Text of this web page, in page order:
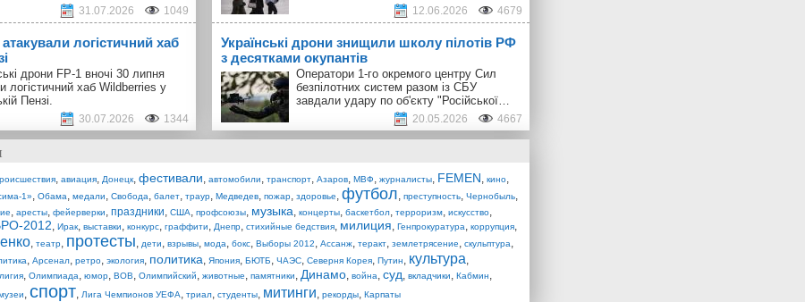
31.07.2026 1049
логістичний хаб
дрони FP-1 вночі 30 липня
логістичний хаб Wildberries у
Пензі.
30.07.2026 1344
12.06.2026 4679
Українські дрони знищили школу пілотів РФ
з десятками окупантів
Оператори 1-го окремого центру Сил
безпілотних систем разом із СБУ
завдали удару по об'єкту "Російської…
20.05.2026 4667
, авиация, Донецк, фестивали, автомобили, транспорт, Азаров, МВФ, журналисты, FEMEN, кино,
1», Обама, медали, Свобода, балет, траур, Медведев, пожар, здоровье, футбол, преступность, Чернобыль,
, аресты, фейерверки, праздники, США, профсоюзы, музыка, концерты, баскетбол, терроризм, искусство,
2012, Ирак, выставки, конкурс, граффити, Днепр, стихийные бедствия, милиция, Генпрокуратура, коррупция,
, театр, протесты, дети, взрывы, мода, бокс, Выборы 2012, Ассанж, теракт, землетрясение, скульптура,
, Арсенал, ретро, экология, политика, Япония, БЮТБ, ЧАЭС, Северня Корея, Путин, культура,
, Олимпиада, юмор, ВОВ, Олимпийский, животные, памятники, Динамо, война, суд, вкладчики, Кабмин,
, спорт, Лига Чемпионов УЕФА, триал, студенты, митинги, рекорды, Карпаты